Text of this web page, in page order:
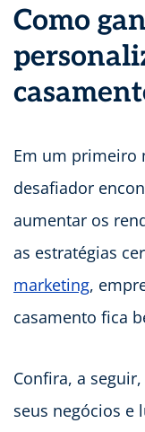
Como
Em um primeiro
desafiador
aumentar os
as estratégias
marketing,
casamento fica
Confira, a
seus negócios e